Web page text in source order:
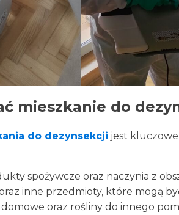
mieszkanie do
do dezynsekcji jest
spożywcze oraz naczynia z
inne przedmioty, które mogą
oraz rośliny do innego